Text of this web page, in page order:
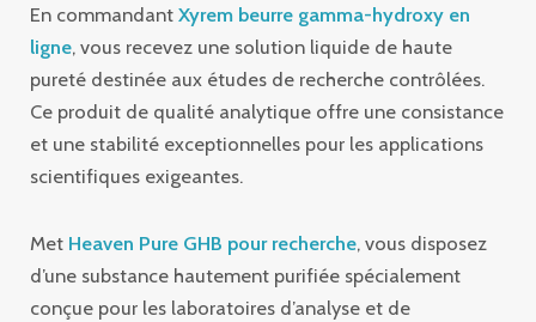
En commandantXyrem beurre gamma-hydroxy en
ligne, vous recevez une solution liquide de haute
pureté destinée aux études de recherche contrôlées.
Ce produit de qualité analytique offre une consistance
et une stabilité exceptionnelles pour les applications
scientifiques exigeantes.
Met Heaven Pure GHB pour recherche, vous disposez
d’une substance hautement purifiée spécialement
conçue pour les laboratoires d’analyse et de